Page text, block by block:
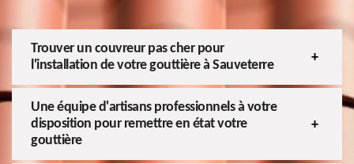
Trouver un couvreur pas cher pour
l'installation de votre gouttière à Sauveterre
Une équipe d'artisans professionnels à votre
disposition pour remettre en état votre
gouttière